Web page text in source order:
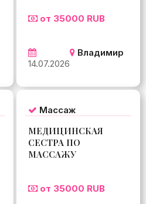
от 35000 RUB
14.07.2026
Владимир
Массаж
МЕДИЦИНСКАЯ
СЕСТРА ПО
МАССАЖУ
от 35000 RUB